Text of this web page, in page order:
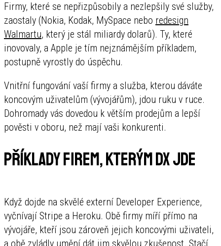
Firmy, které se nepřizpůsobily a nezlepšily své služby,
zaostaly (Nokia, Kodak, MySpace nebo redesign
Walmartu, který je stál miliardy dolarů). Ty, které
inovovaly, a Apple je tím nejznámějším příkladem,
postupně vyrostly do úspěchu.
Vnitřní fungování vaší firmy a služba, kterou dáváte
koncovým uživatelům (vývojářům), jdou ruku v ruce.
Dohromady vás dovedou k větším prodejům a lepší
pověsti v oboru, než mají vaši konkurenti.
Příklady firem, kterým DX jde
Když dojde na skvělé externí Developer Experience,
vyčnívají Stripe a Heroku. Obě firmy míří přímo na
vývojáře, kteří jsou zároveň jejich koncovými uživateli,
a obě zvládly umění dát jim skvělou zkušenost. Stačí